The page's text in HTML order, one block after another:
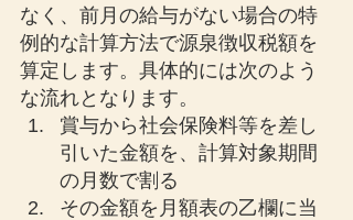
なく、前月の給与がない場合の特
例的な計算方法で源泉徴収税額を
算定します。具体的には次のよう
な流れとなります。
賞与から社会保険料等を差し
引いた金額を、計算対象期間
の月数で割る
その金額を月額表の乙欄に当